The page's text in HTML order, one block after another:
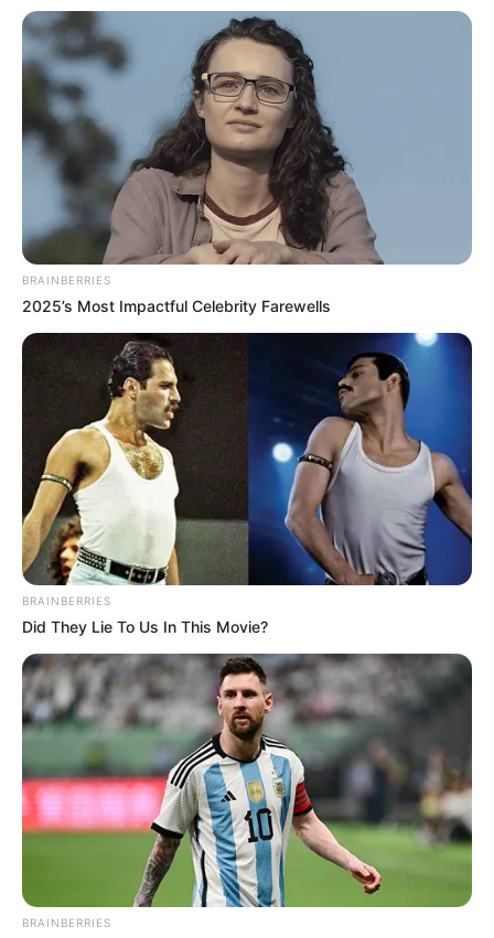
BRAINBERRIES
2025’s Most Impactful Celebrity Farewells
BRAINBERRIES
Did They Lie To Us In This Movie?
BRAINBERRIES